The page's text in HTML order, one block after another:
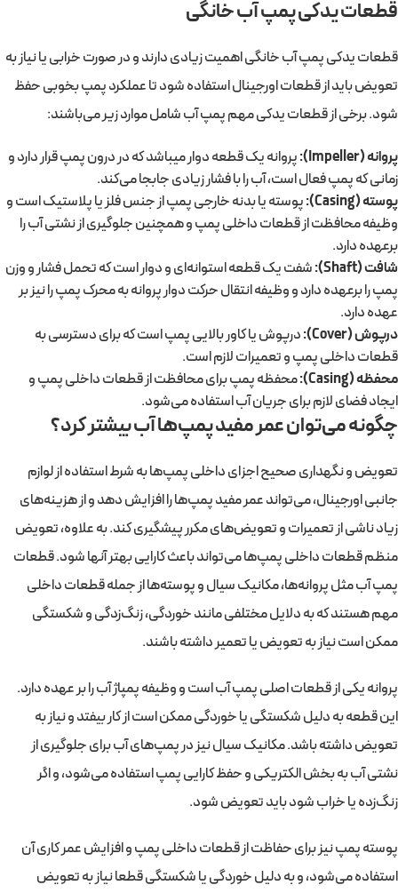
قطعات یدکی پمپ آب خانگی
قطعات یدکی پمپ آب خانگی اهمیت زیادی دارند و در صورت خرابی یا نیاز به
تعویض باید از قطعات اورجینال استفاده شود تا عملکرد پمپ بخوبی حفظ
شود. برخی از قطعات یدکی مهم پمپ آب شامل موارد زیر می‌باشند:
پروانه (Impeller):
پروانه یک قطعه دوار میباشد که در درون پمپ قرار دارد و
زمانی که پمپ فعال است، آب را با فشار زیادی جابجا می‌کند.
پوسته (Casing):
پوسته یا بدنه خارجی پمپ از جنس فلز یا پلاستیک است و
وظیفه محافظت از قطعات داخلی پمپ و همچنین جلوگیری از نشتی آب را
برعهده دارد.
شافت (Shaft):
شفت یک قطعه استوانه‌ای و دوار است که تحمل فشار و وزن
پمپ را برعهده دارد و وظیفه انتقال حرکت دوار پروانه به محرک پمپ را نیز بر
عهده دارد.
درپوش (Cover):
درپوش یا کاور بالایی پمپ است که برای دسترسی به
قطعات داخلی پمپ و تعمیرات لازم است.
محفظه (Casing):
محفظه پمپ برای محافظت از قطعات داخلی پمپ و
ایجاد فضای لازم برای جریان آب استفاده می‌شود.
چگونه می‌توان عمر مفید پمپ‌ها آب بیشتر کرد؟
تعویض و نگهداری صحیح اجزای داخلی پمپ‌ها به شرط استفاده از لوازم
جانبی اورجینال، می‌تواند عمر مفید پمپ‌ها را افزایش دهد و از هزینه‌های
زیاد ناشی از تعمیرات و تعویض‌های مکرر پیشگیری کند. به علاوه، تعویض
منظم قطعات داخلی پمپ‌ها می‌تواند باعث کارایی بهتر آنها شود. قطعات
پمپ آب مثل پروانه‌ها، مکانیک سیال و پوسته‌ها از جمله قطعات داخلی
مهم هستند که به دلایل مختلفی مانند خوردگی، زنگ‌زدگی و شکستگی
ممکن است نیاز به تعویض یا تعمیر داشته باشند.
پروانه یکی از قطعات اصلی پمپ آب است و وظیفه پمپاژ آب را بر عهده دارد.
این قطعه به دلیل شکستگی یا خوردگی ممکن است از کار بیفتد و نیاز به
تعویض داشته باشد. مکانیک سیال نیز در پمپ‌های آب برای جلوگیری از
نشتی آب به بخش الکتریکی و حفظ کارایی پمپ استفاده می‌شود، و اگر
زنگ‌زده یا خراب شود باید تعویض شود.
پوسته پمپ نیز برای حفاظت از قطعات داخلی پمپ و افزایش عمر کاری آن
استفاده می‌شود، و به دلیل خوردگی یا شکستگی قطعا نیاز به تعویض